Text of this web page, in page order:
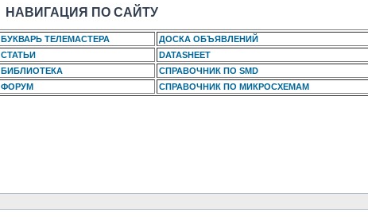
НАВИГАЦИЯ ПО САЙТУ
БУКВАРЬ ТЕЛЕМАСТЕРА
ДОСКА ОБЪЯВЛЕНИЙ
СТАТЬИ
DATASHEET
БИБЛИОТЕКА
СПРАВОЧНИК ПО SMD
ФОРУМ СПРАВОЧНИК ПО МИКРОСХЕМАМ